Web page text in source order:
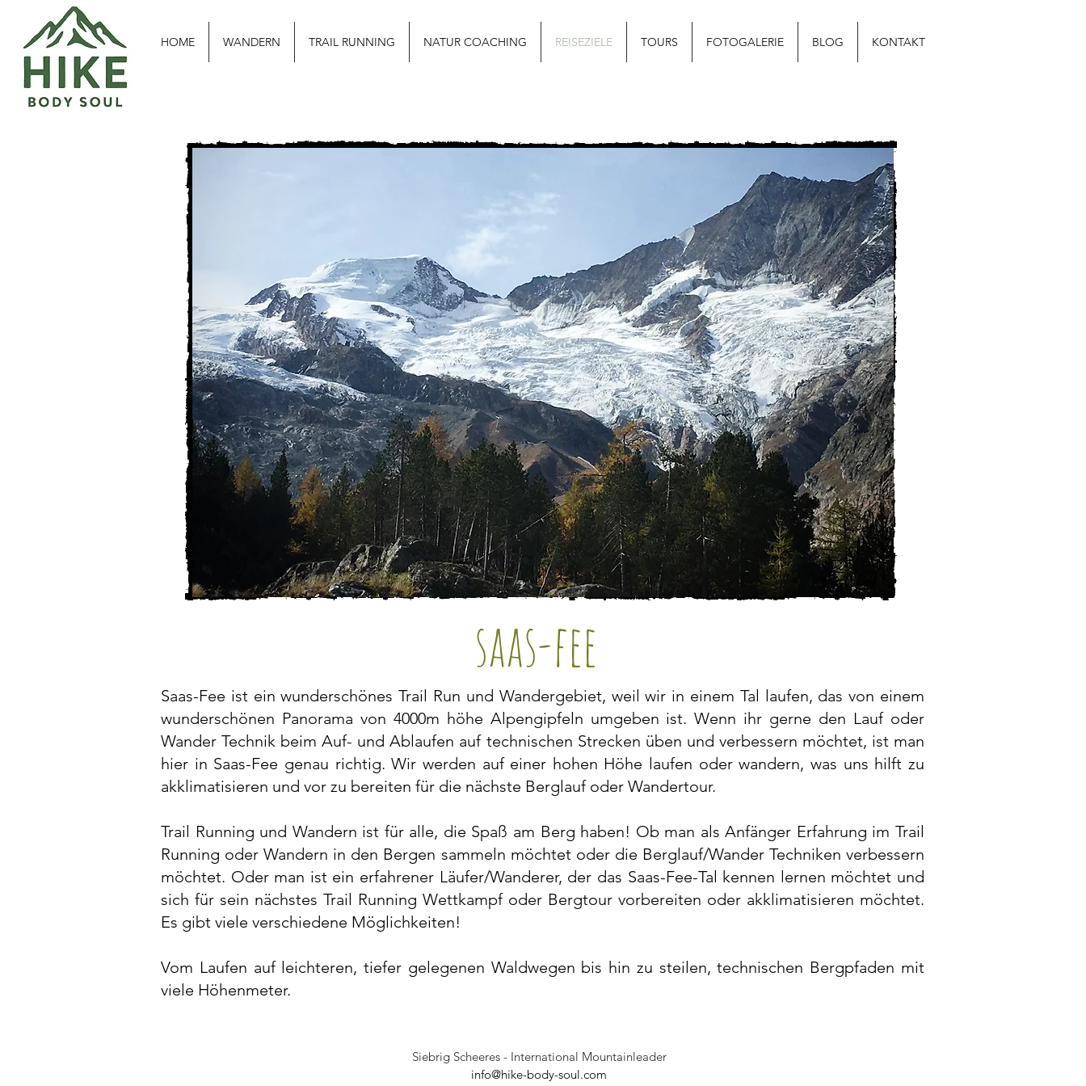
HOME WANDERN TRAIL RUNNING NATUR COACHING REISEZIELE TOURS FOTOGALERIE BLOG KONTAKT
saas-fee
Saas-Fee ist ein wunderschönes Trail Run und Wandergebiet, weil wir in einem Tal laufen, das von einem
wunderschönen Panorama von 4000m höhe Alpengipfeln umgeben ist. Wenn ihr gerne den Lauf oder
Wander Technik beim Auf- und Ablaufen auf technischen Strecken üben und verbessern möchtet, ist man
hier in Saas-Fee genau richtig. Wir werden auf einer hohen Höhe laufen oder wandern, was uns hilft zu
akklimatisieren und vor zu bereiten für die nächste Berglauf oder Wandertour.
Trail Running und Wandern ist für alle, die Spaß am Berg haben! Ob man als Anfänger Erfahrung im Trail
Running oder Wandern in den Bergen sammeln möchtet oder die Berglauf/Wander Techniken verbessern
möchtet. Oder man ist ein erfahrener Läufer/Wanderer, der das Saas-Fee-Tal kennen lernen möchtet und
sich für sein nächstes Trail Running Wettkampf oder Bergtour vorbereiten oder akklimatisieren möchtet.
Es gibt viele verschiedene Möglichkeiten!
Vom Laufen auf leichteren, tiefer gelegenen Waldwegen bis hin zu steilen, technischen Bergpfaden mit
viele Höhenmeter.
Siebrig Scheeres - International Mountainleader
info@hike-body-soul.com